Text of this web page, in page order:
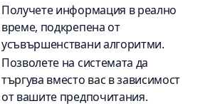
Получете информация в реално
време, подкрепена от
усъвършенствани алгоритми.
Позволете на системата да
търгува вместо вас в зависимост
от вашите предпочитания.